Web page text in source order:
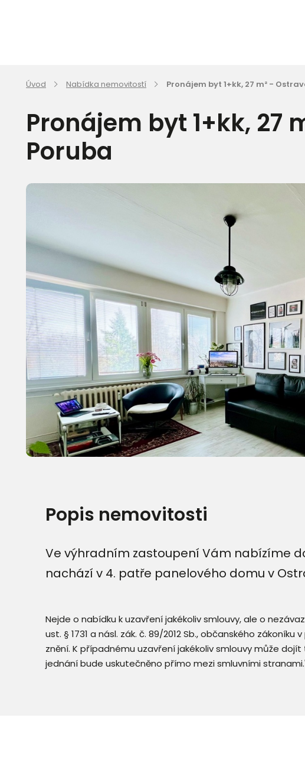
Úvod Nabídka nemovitostí Pronájem byt 1+kk, 27 m² -
Pronájem byt 1+kk, 27
Poruba
Popis nemovitosti
Ve výhradním zastoupení Vám nabízíme
nachází v 4. patře panelového domu v
Nejde o nabídku k uzavření jakékoliv smlouvy, ale o
ust. § 1731 a násl. zák. č. 89/2012 Sb., občanského
znění. K případnému uzavření jakékoliv smlouvy může
jednání bude uskutečněno přímo mezi smluvními